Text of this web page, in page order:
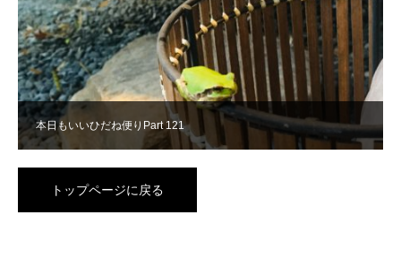
本日もいいひだね便りPart 121
トップページに戻る